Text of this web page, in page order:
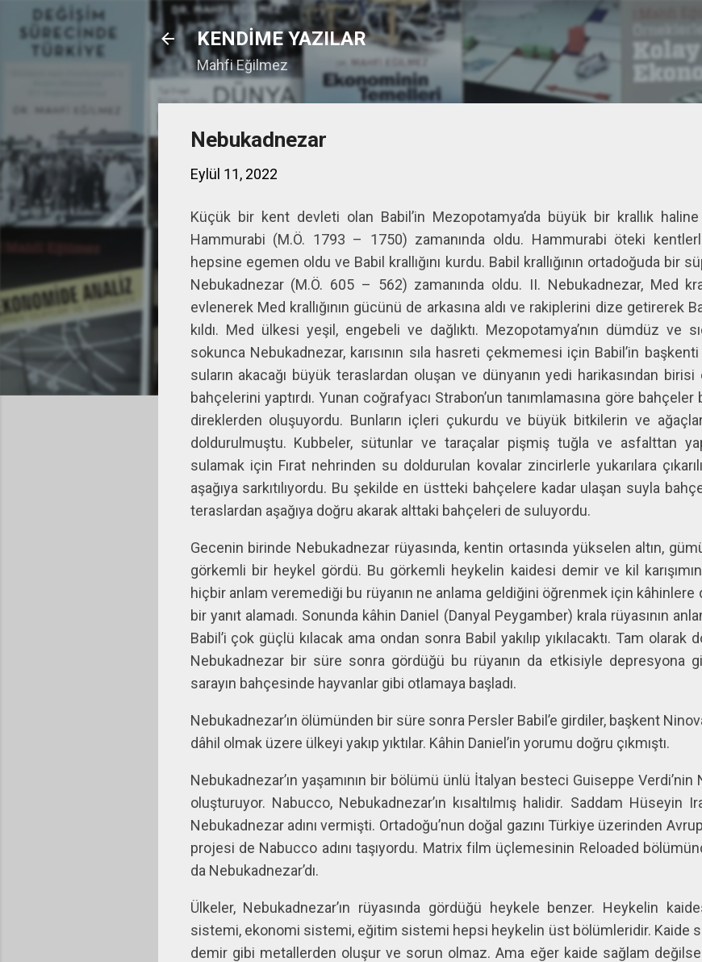
Ana içeriğe atla
KENDİME YAZILAR
Mahfi Eğilmez
Nebukadnezar
Eylül 11, 2022
Küçük bir kent devleti olan Babil’in Mezopotamya’da büyük bir krallık
Hammurabi (M.Ö. 1793 – 1750) zamanında oldu. Hammurabi öteki
hepsine egemen oldu ve Babil krallığını kurdu. Babil krallığının ortadoğuda bir
Nebukadnezar (M.Ö. 605 – 562) zamanında oldu. II. Nebukadnezar, Med
evlenerek Med krallığının gücünü de arkasına aldı ve rakiplerini dize getirerek
kıldı. Med ülkesi yeşil, engebeli ve dağlıktı. Mezopotamya’nın dümdüz ve
sokunca Nebukadnezar, karısının sıla hasreti çekmemesi için Babil’in
suların akacağı büyük teraslardan oluşan ve dünyanın yedi harikasından
bahçelerini yaptırdı. Yunan coğrafyacı Strabon’un tanımlamasına göre
direklerden oluşuyordu. Bunların içleri çukurdu ve büyük bitkilerin ve
doldurulmuştu. Kubbeler, sütunlar ve taraçalar pişmiş tuğla ve asfalttan
sulamak için Fırat nehrinden su doldurulan kovalar zincirlerle yukarılara
aşağıya sarkıtılıyordu. Bu şekilde en üstteki bahçelere kadar ulaşan suyla
teraslardan aşağıya doğru akarak alttaki bahçeleri de suluyordu.
Gecenin birinde Nebukadnezar rüyasında, kentin ortasında yükselen altın,
görkemli bir heykel gördü. Bu görkemli heykelin kaidesi demir ve kil
hiçbir anlam veremediği bu rüyanın ne anlama geldiğini öğrenmek için kâhinlere
bir yanıt alamadı. Sonunda kâhin Daniel (Danyal Peygamber) krala rüyasının
Babil’i çok güçlü kılacak ama ondan sonra Babil yakılıp yıkılacaktı. Tam
Nebukadnezar bir süre sonra gördüğü bu rüyanın da etkisiyle depresyona
sarayın bahçesinde hayvanlar gibi otlamaya başladı.
Nebukadnezar’ın ölümünden bir süre sonra Persler Babil’e girdiler, başkent
dâhil olmak üzere ülkeyi yakıp yıktılar. Kâhin Daniel’in yorumu doğru çıkmıştı.
Nebukadnezar’ın yaşamının bir bölümü ünlü İtalyan besteci Guiseppe
oluşturuyor. Nabucco, Nebukadnezar’ın kısaltılmış halidir. Saddam
Nebukadnezar adını vermişti. Ortadoğu’nun doğal gazını Türkiye üzerinden
projesi de Nabucco adını taşıyordu. Matrix film üçlemesinin Reloaded
da Nebukadnezar’dı.
Ülkeler, Nebukadnezar’ın rüyasında gördüğü heykele benzer. Heykelin
sistemi, ekonomi sistemi, eğitim sistemi hepsi heykelin üst bölümleridir. Kaide
demir gibi metallerden oluşur ve sorun olmaz. Ama eğer kaide sağlam